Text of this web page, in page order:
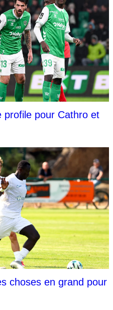
profile pour Cathro et
choses en grand pour